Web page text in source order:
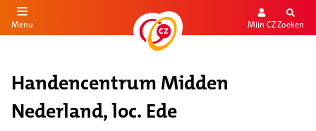
de inhoud
Menu Mijn CZZoeken
Handencentrum Midden
Nederland, loc. Ede